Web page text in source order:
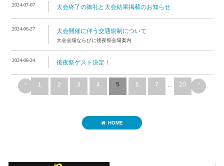
2024-07-07 大会終了の御礼と大会結果掲載のお知らせ
2024-06-27 大会開催に伴う交通規制について
大会会場ならびに後夜祭会場案内
2024-06-24 後夜祭ゲスト決定！
< 1 2 3 4 5 6 7 ... 20 >
HOME